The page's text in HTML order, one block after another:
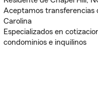
Aceptamos transferencias
Carolina
Especializados en
condominios e inquilinos